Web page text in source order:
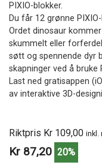
PIXIO-blokker.
Du får 12 grønne
Ordet dinosaur
skummelt eller
søtt og spennende dyr
skapninger ved å bruke
Last ned gratisappen
av interaktive 3D-
Riktpris Kr 109,00 inkl.
Kr 87,20 20%